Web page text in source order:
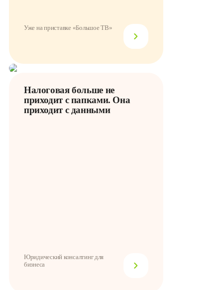
Уже на приставке «Большое ТВ»
Налоговая больше не
приходит с папками. Она
приходит с данными
Юридический консалтинг для
бизнеса